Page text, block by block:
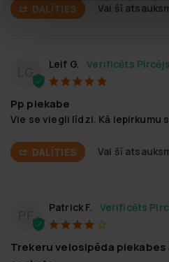
DALĪTIES Vai šī
LG Leif G.
Pp piekabe
Vie se viegli līdzi. Kā iepirkumu
DALĪTIES Vai šī
Patrick F.
Trekeru velosipēda